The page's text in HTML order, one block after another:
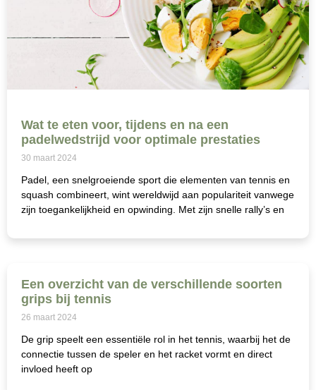
Wat te eten voor, tijdens en na een
padelwedstrijd voor optimale prestaties
30 maart 2024
Padel, een snelgroeiende sport die elementen van tennis en
squash combineert, wint wereldwijd aan populariteit vanwege
zijn toegankelijkheid en opwinding. Met zijn snelle rally’s en
Een overzicht van de verschillende soorten
grips bij tennis
26 maart 2024
De grip speelt een essentiële rol in het tennis, waarbij het de
connectie tussen de speler en het racket vormt en direct
invloed heeft op